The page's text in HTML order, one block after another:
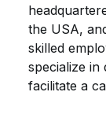
the USA,
skilled
specialize in
facilitate a